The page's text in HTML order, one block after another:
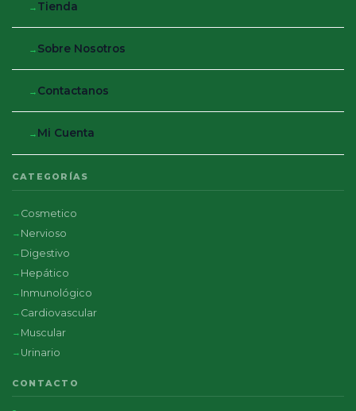
Tienda
Sobre Nosotros
Contactanos
Mi Cuenta
CATEGORÍAS
Cosmetico
Nervioso
Digestivo
Hepático
Inmunológico
Cardiovascular
Muscular
Urinario
CONTACTO